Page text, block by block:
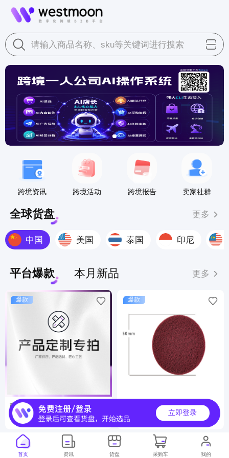
请输入商品名称、sku等关键词进行搜索
跨境资讯 跨境活动 跨境报告 卖家社群
全球货盘 更多
中国 美国 泰国 印尼
平台爆款 本月新品 更多
爆款
商品定制服务
月销 6000000+
爆款
工业百洁布
月销 500000+
立即登录
首页 资讯 货盘 采购车 我的